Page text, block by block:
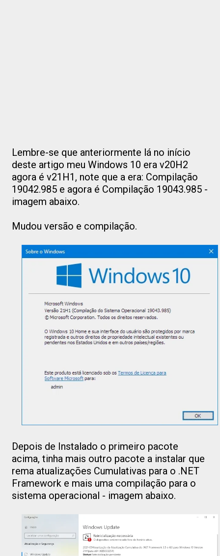
Lembre-se que anteriormente lá no início
deste artigo meu Windows 10 era v20H2
agora é v21H1, note que a era: Compilação
19042.985 e agora é Compilação 19043.985 -
imagem abaixo.
Mudou versão e compilação.
Depois de Instalado o primeiro pacote
acima, tinha mais outro pacote a instalar que
rema atualizações Cumulativas para o .NET
Framework e mais uma compilação para o
sistema operacional - imagem abaixo.